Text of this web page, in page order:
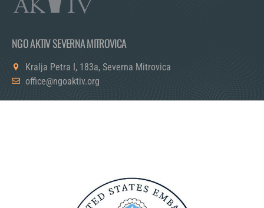
NGO AKTIV SEVERNA MITROVICA
Kralja Petra I, 183a, Severna Mitrovica
office@ngoaktiv.org